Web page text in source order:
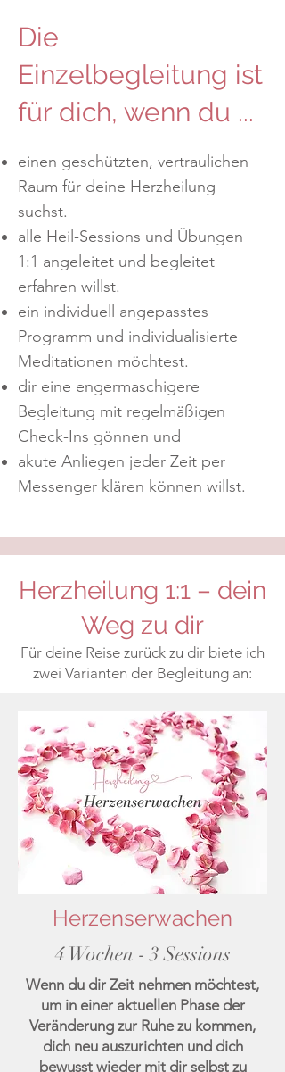
Die
Einzelbegleitung ist
für dich, wenn du ...
einen geschützten, vertraulichen
Raum für deine Herzheilung
suchst.
alle Heil-Sessions und Übungen
1:1 angeleitet und begleitet
erfahren willst.
ein individuell angepasstes
Programm und individualisierte
Meditationen möchtest.
dir eine engermaschigere
Begleitung mit regelmäßigen
Check-Ins gönnen und
akute Anliegen jeder Zeit per
Messenger klären können willst.
Herzheilung 1:1 – dein
Weg zu dir
Für deine Reise zurück zu dir biete ich
zwei Varianten der Begleitung an:
Herzenserwachen
4 Wochen - 3 Sessions
Wenn du dir Zeit nehmen möchtest,
um in einer aktuellen Phase der
Veränderung zur Ruhe zu kommen,
dich neu auszurichten und dich
bewusst wieder mit dir selbst zu